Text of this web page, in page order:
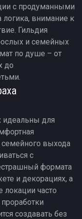
с продуманными
внимание к
Гильдия
и семейных
по душе – от
до
идеальны для
семейного выхода
с
формата
и декорациях, а
локации часто
создавать без